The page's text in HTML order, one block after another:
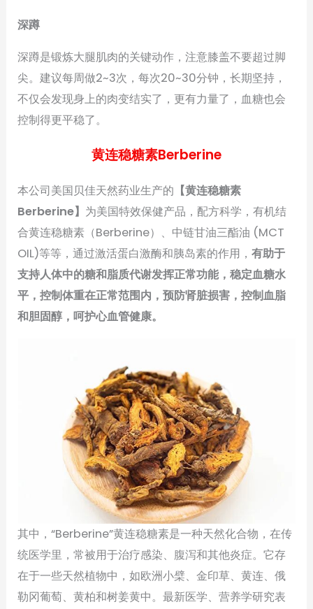
深蹲
深蹲是锻炼大腿肌肉的关键动作，注意膝盖不要超过脚
尖。建议每周做2~3次，每次20~30分钟，长期坚持，
不仅会发现身上的肉变结实了，更有力量了，血糖也会
控制得更平稳了。
黄连稳糖素Berberine
本公司美国贝佳天然药业生产的 【黄连稳糖素
Berberine】 为美国特效保健产品，配方科学，有机结
合黄连稳糖素（Berberine）、中链甘油三酯油 (MCT
OIL)等等，通过激活蛋白激酶和胰岛素的作用，有助于
支持人体中的糖和脂质代谢发挥正常功能，稳定血糖水
平，控制体重在正常范围内，预防肾脏损害，控制血脂
和胆固醇，呵护心血管健康。
其中，“Berberine”黄连稳糖素是一种天然化合物，在传
统医学里，常被用于治疗感染、腹泻和其他炎症。它存
在于一些天然植物中，如欧洲小檗、金印草、黄连、俄
勒冈葡萄、黄柏和树姜黄中。最新医学、营养学研究表